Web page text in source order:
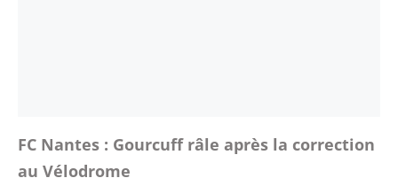
FC Nantes : Gourcuff râle après la correction
au Vélodrome